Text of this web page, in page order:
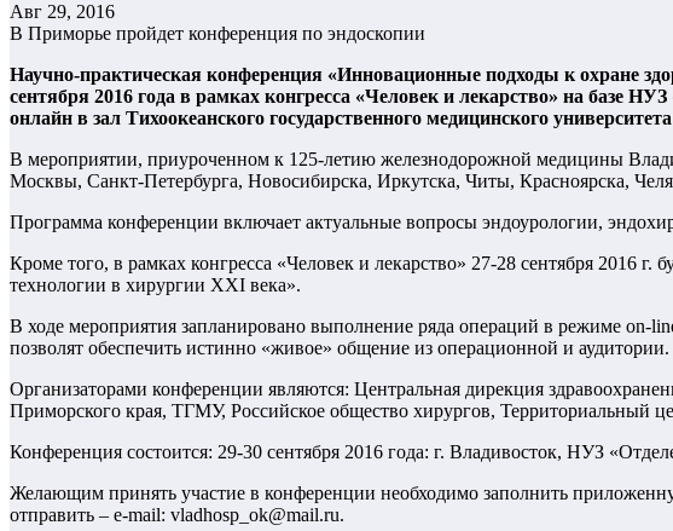
Авг 29, 2016
В Приморье пройдет конференция по эндоскопии
Научно-практическая конференция «Инновационные подходы к охране
сентября 2016 года в рамках конгресса «Человек и лекарство» на базе
онлайн в зал Тихоокеанского государственного медицинского
В мероприятии, приуроченном к 125-летию железнодорожной медицины
Москвы, Санкт-Петербурга, Новосибирска, Иркутска, Читы, Красноярска,
Программа конференции включает актуальные вопросы эндоурологии,
Кроме того, в рамках конгресса «Человек и лекарство» 27-28 сентября 2016
технологии в хирургии XXI века».
В ходе мероприятия запланировано выполнение ряда операций в режиме on-
позволят обеспечить истинно «живое» общение из операционной и аудитории.
Организаторами конференции являются: Центральная дирекция
Приморского края, ТГМУ, Российское общество хирургов,
Конференция состоится: 29-30 сентября 2016 года: г. Владивосток, НУЗ
Желающим принять участие в конференции необходимо заполнить
отправить – e-mail: vladhosp_ok@mail.ru.